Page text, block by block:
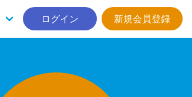
ログイン 新規会員登録